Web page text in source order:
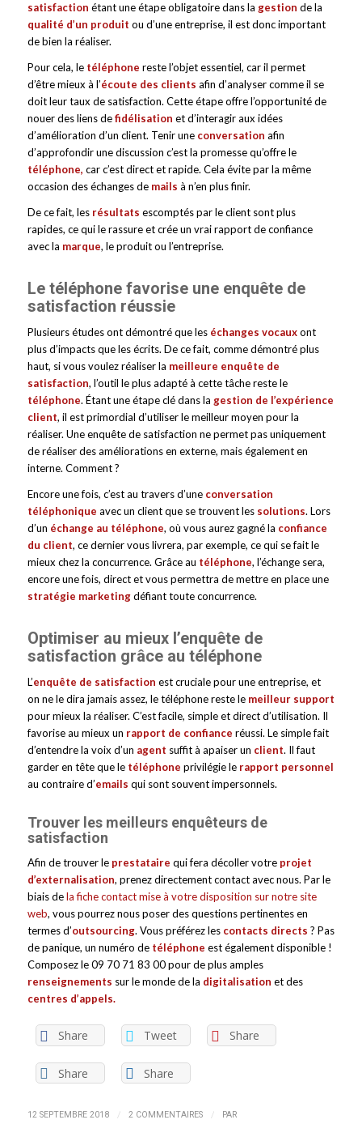
satisfaction étant une étape obligatoire dans la gestion de la
qualité d’un produit ou d’une entreprise, il est donc important
de bien la réaliser.
Pour cela, le téléphone reste l’objet essentiel, car il permet
d’être mieux à l’écoute des clients afin d’analyser comme il se
doit leur taux de satisfaction. Cette étape offre l’opportunité de
nouer des liens defidélisation et d’interagir aux idées
d’amélioration d’un client. Tenir une conversation afin
d’approfondir une discussion c’est la promesse qu’offre le
téléphone, car c’est direct et rapide. Cela évite par la même
occasion des échanges de mails à n’en plus finir.
De ce fait, les résultats escomptés par le client sont plus
rapides, ce qui le rassure et crée un vrai rapport de confiance
avec la marque, le produit ou l’entreprise.
Le téléphone favorise une enquête de
satisfaction réussie
Plusieurs études ont démontré que les échanges vocauxont
plus d’impacts que les écrits. De ce fait, comme démontré plus
haut, si vous voulez réaliser la meilleure enquête de
satisfaction, l’outil le plus adapté à cette tâche reste le
téléphone. Étant une étape clé dans la gestion de l’expérience
client, il est primordial d’utiliser le meilleur moyen pour la
réaliser. Une enquête de satisfaction ne permet pas uniquement
de réaliser des améliorations en externe, mais également en
interne. Comment ?
Encore une fois, c’est au travers d’une conversation
téléphonique avec un client que se trouvent les solutions. Lors
d’un échange au téléphone, où vous aurez gagné la confiance
du client, ce dernier vous livrera, par exemple, ce qui se fait le
mieux chez la concurrence. Grâce au téléphone, l’échange sera,
encore une fois, direct et vous permettra de mettre en place une
stratégie marketingdéfiant toute concurrence.
Optimiser au mieux l’enquête de
satisfaction grâce au téléphone
L’enquête de satisfaction est cruciale pour une entreprise, et
on ne le dira jamais assez, le téléphone reste le meilleur support
pour mieux la réaliser. C’est facile, simple et direct d’utilisation. Il
favorise au mieux un rapport de confiance réussi. Le simple fait
d’entendre la voix d’un agent suffit à apaiser un client. Il faut
garder en tête que le téléphone privilégie le rapport personnel
au contraire d’emails qui sont souvent impersonnels.
Trouver les meilleurs enquêteurs de
satisfaction
Afin de trouver le prestataire qui fera décoller votre projet
d’externalisation, prenez directement contact avec nous. Par le
biais dela fiche contact mise à votre disposition sur notre site
web, vous pourrez nous poser des questions pertinentes en
termes d’outsourcing. Vous préférez les contacts directs ? Pas
de panique, un numéro de téléphone est également disponible !
Composez le 09 70 71 83 00 pour de plus amples
renseignements sur le monde de la digitalisation et des
centres d’appels.
Share Tweet Share
Share Share
12 SEPTEMBRE 2018 / 2 COMMENTAIRES / PAR